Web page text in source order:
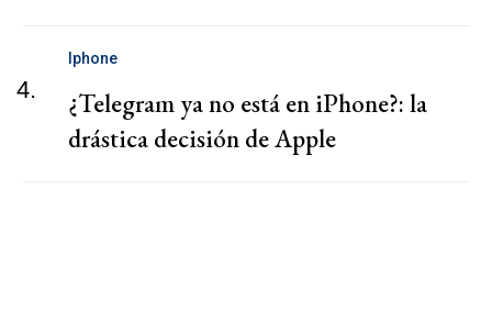
4.
Iphone
¿Telegram ya no está en iPhone?: la
drástica decisión de Apple